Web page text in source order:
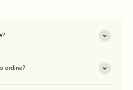
ordine?